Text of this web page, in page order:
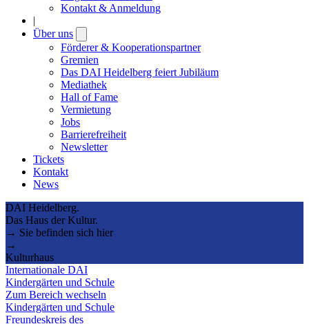
Kontakt & Anmeldung
|
Über uns
submenu
Förderer & Kooperationspartner
Gremien
Das DAI Heidelberg feiert Jubiläum
Mediathek
Hall of Fame
Vermietung
Jobs
Barrierefreiheit
Newsletter
Tickets
Kontakt
News
DAI Heidelberg.
Das Haus der Kultur.
→ Sie befinden sich hier
→
Kulturhaus
Internationale DAI
Kindergärten und Schule
Zum Bereich wechseln
Kindergärten und Schule
Freundeskreis des